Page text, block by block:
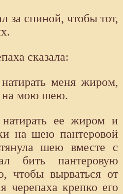
за спиной, чтобы тот,
сказала:
меня жиром,
на мою шею.
ее жиром и
на шею пантеровой
шею вместе с
бить пантеровую
чтобы вырваться от
черепаха крепко его